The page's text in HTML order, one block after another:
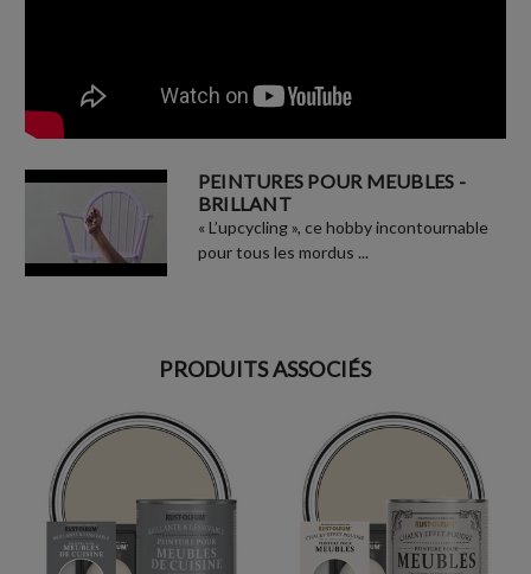
PEINTURES POUR MEUBLES -
BRILLANT
« L’upcycling », ce hobby incontournable
pour tous les mordus ...
PRODUITS ASSOCIÉS